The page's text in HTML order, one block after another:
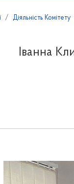
Діяльність Комітету
Іванна